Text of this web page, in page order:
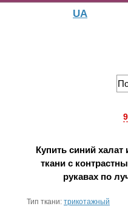
UA
Купить синий халат
ткани с
рукавахпо
Тип ткани: трикотажный